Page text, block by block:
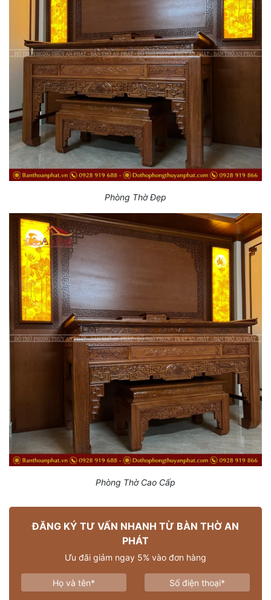
Phòng Thờ Đẹp
Phòng Thờ Cao Cấp
ĐĂNG KÝ TƯ VẤN NHANH TỪ BÀN THỜ AN
PHÁT
Ưu đãi giảm ngay 5% vào đơn hàng